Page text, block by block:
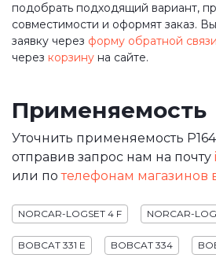
подобрать подходящий вариант,
совместимости и оформят заказ.
заявку через форму обратной связи
через корзину на сайте.
Применяемость
Уточнить применяемость
отправив запрос нам на почту
или потелефонам магазинов
NORCAR-LOGSET 4 F NORCAR-
BOBCAT 331 E BOBCAT 334